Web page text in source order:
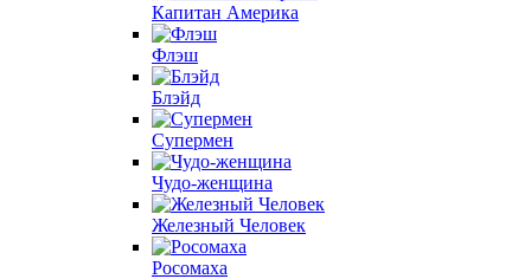
Капитан Америка
Флэш
Блэйд
Супермен
Чудо-женщина
Железный Человек
Росомаха